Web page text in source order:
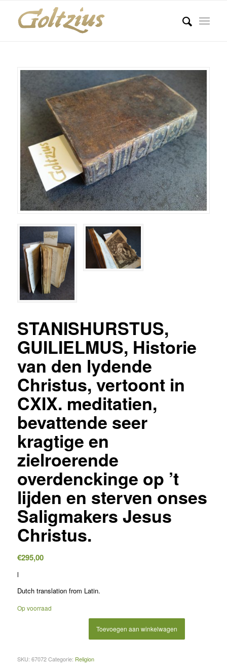
STANISHURSTUS,
GUILIELMUS, Historie
van den lydende
Christus, vertoont in
CXIX. meditatien,
bevattende seer
kragtige en
zielroerende
overdenckinge op ’t
lijden en sterven onses
Saligmakers Jesus
Christus.
€295,00
l
Dutch translation from Latin.
Op voorraad
Toevoegen aan winkelwagen
SKU: 67072 Categorie: Religion